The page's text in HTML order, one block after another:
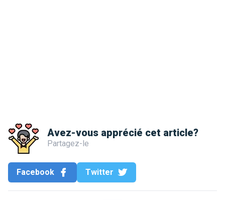
Avez-vous apprécié cet article?
Partagez-le
Facebook Twitter